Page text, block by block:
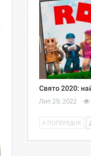
Свято 2020:
Лип 29, 2022
ПОПЕРЕДНЯ